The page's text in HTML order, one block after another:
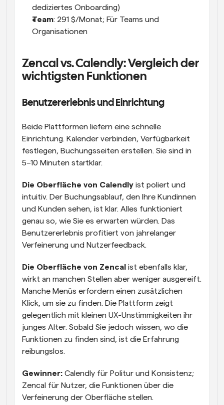
dediziertes Onboarding)
Team: 291 $/Monat; Für Teams und
Organisationen
Zencal vs. Calendly: Vergleich der
wichtigsten Funktionen
Benutzererlebnis und Einrichtung
Beide Plattformen liefern eine schnelle
Einrichtung. Kalender verbinden, Verfügbarkeit
festlegen, Buchungsseiten erstellen. Sie sind in
5–10 Minuten startklar.
Die Oberfläche von Calendly ist poliert und
intuitiv. Der Buchungsablauf, den Ihre Kundinnen
und Kunden sehen, ist klar. Alles funktioniert
genau so, wie Sie es erwarten würden. Das
Benutzererlebnis profitiert von jahrelanger
Verfeinerung und Nutzerfeedback.
Die Oberfläche von Zencal ist ebenfalls klar,
wirkt an manchen Stellen aber weniger ausgereift.
Manche Menüs erfordern einen zusätzlichen
Klick, um sie zu finden. Die Plattform zeigt
gelegentlich mit kleinen UX-Unstimmigkeiten ihr
junges Alter. Sobald Sie jedoch wissen, wo die
Funktionen zu finden sind, ist die Erfahrung
reibungslos.
Gewinner: Calendly für Politur und Konsistenz;
Zencal für Nutzer, die Funktionen über die
Verfeinerung der Oberfläche stellen.